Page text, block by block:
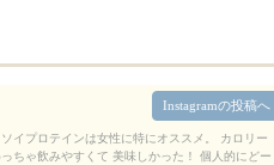
イプロテインは女性に特にオススメ。 カロリー
ちゃ飲みやすくて 美味しかった！ 個人的にどー
Instagramの投稿へ